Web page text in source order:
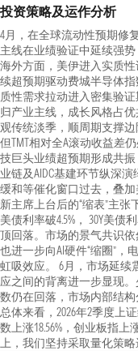
投资策略及运作分析
4月，在全球流动性预期修
主线在业绩验证中延续强
海外方面，美伊进入实质
续超预期驱动费城半导体
质性需求拉动进入密集验
归产业主线，成长风格占
观传统淡季，顺周期支撑
但TMT相对全A滚动收益差
技巨头业绩超预期形成共
业链及AIDC基建环节纵深
缓和等催化窗口过去，叠
新主席上台后的“缩表”主
美债利率破4.5%， 30Y美
顶回落。市场的景气共识
也进一步向AI硬件“缩圈”，
虹吸效应。 6月，市场延
应之间的背离进一步显现
数仍在回落，市场内部结
总体来看，2026年2季度上证
数上涨18.56%，创业板指上
上，我们坚持采取量化策